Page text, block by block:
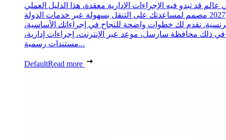
عالم قد تبدو فيه الإجراءات الإدارية معقدة، هذا الدليل العملي
2027 مصمم لمساعدتك على التنقل بسهولة عبر خدمات الدولة
نقدم لك خطوات واضحة للنجاح في إجراءاتك الأساسية،
في ذلك محافظة سارسل، موعد عبر الإنترنت، إجراءات إدارية،
مستندات رسمية...
DefaultRead more